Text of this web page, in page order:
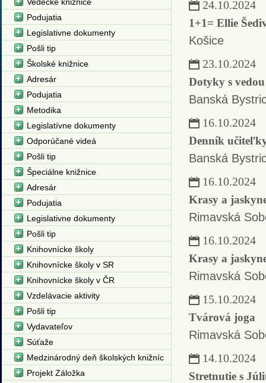
24.10.2024
1+1= Ellie
Košice
23.10.2024
Dotyky s vedou
Banská
16.10.2024
Denník
Banská
16.10.2024
Krasy a
Rimavská
16.10.2024
Krasy a
Rimavská
15.10.2024
Tvárová joga
Rimavská
14.10.2024
Stretnutie s
Podujatia
Legislativne dokumenty
Pošli tip
Školské knižnice
Adresár
Podujatia
Metodika
Legislatívne dokumenty
Odporúčané videá
Pošli tip
Špeciálne knižnice
Adresár
Podujatia
Legislativne dokumenty
Pošli tip
Knihovnícke školy
Knihovnícke školy v SR
Knihovnícke školy v ČR
Vzdelávacie aktivity
Pošli tip
Vydavateľov
Súťaže
Medzinárodný deň školských knižníc
Projekt Záložka